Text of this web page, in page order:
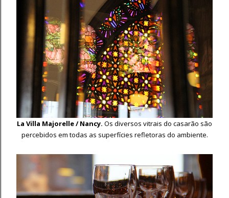
La Villa Majorelle / Nancy. Os diversos vitrais do casarão são
percebidos em todas as superfícies refletoras do ambiente.